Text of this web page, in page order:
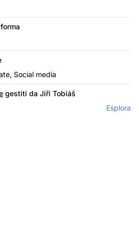
Social media
gestiti da Jiří Tobiáš
Esplora